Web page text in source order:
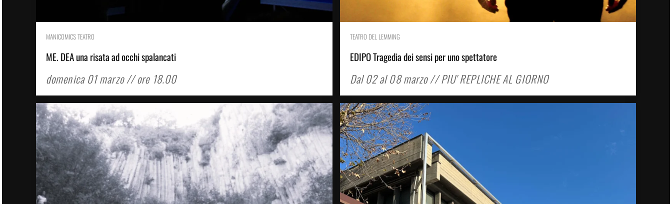
MANICOMICS TEATRO
ME. DEA una risata ad occhi spalancati
domenica 01 marzo // ore 18.00
TEATRO DEL LEMMING
EDIPO Tragedia dei sensi per uno spettatore
Dal 02 al 08 marzo // PIU' REPLICHE AL GIORNO